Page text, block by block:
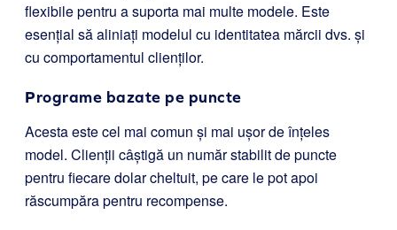
flexibile pentru a suporta mai multe modele. Este
esențial să aliniați modelul cu identitatea mărcii dvs. și
cu comportamentul clienților.
Programe bazate pe puncte
Acesta este cel mai comun și mai ușor de înțeles
model. Clienții câștigă un număr stabilit de puncte
pentru fiecare dolar cheltuit, pe care le pot apoi
răscumpăra pentru recompense.